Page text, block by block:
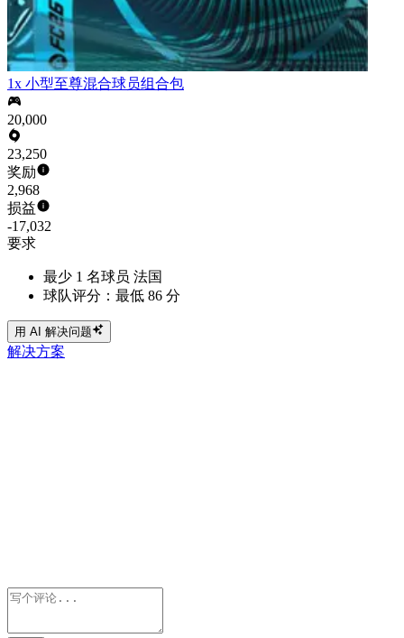
1x 小型至尊混合球员组合包
20,000
23,250
奖励
2,968
损益
-17,032
要求
最少 1 名球员 法国
球队评分：最低 86 分
用 AI 解决问题
解决方案